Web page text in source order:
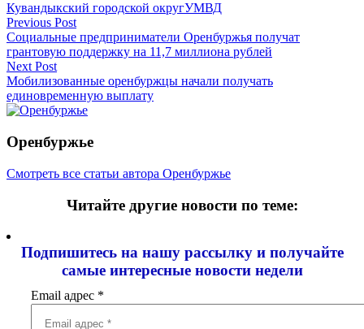
Кувандыкский городской округУМВД
Навигация
по
записям
Previous Post
Социальные предприниматели Оренбуржья получат
грантовую поддержку на 11,7 миллиона рублей
Next Post
Мобилизованные оренбуржцы начали получать
единовременную выплату
Оренбуржье
Смотреть все статьи автора Оренбуржье
Читайте другие новости по теме:
Подпишитесь на нашу рассылку и получайте
самые интересные новости недели
Email адрес *